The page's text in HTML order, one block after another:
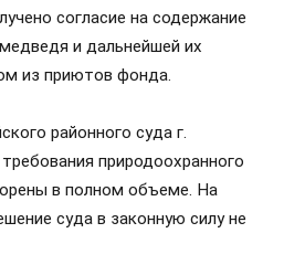
согласие на содержание
и дальнейшей их
из приютов фонда.
районного суда г.
природоохранного
в полном объеме. На
суда в законную силу не